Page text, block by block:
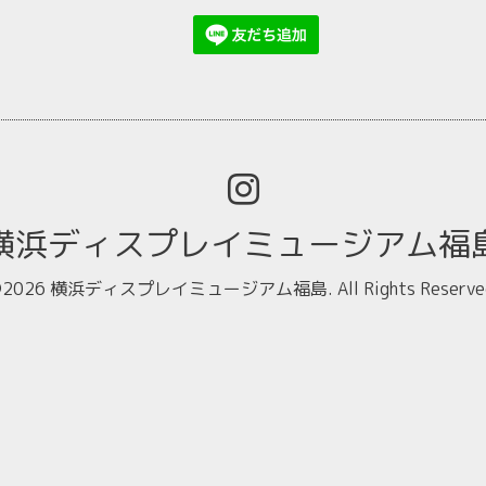
浜ディスプレイミュージアム福
横浜ディスプレイミュージアム福島. All Rights